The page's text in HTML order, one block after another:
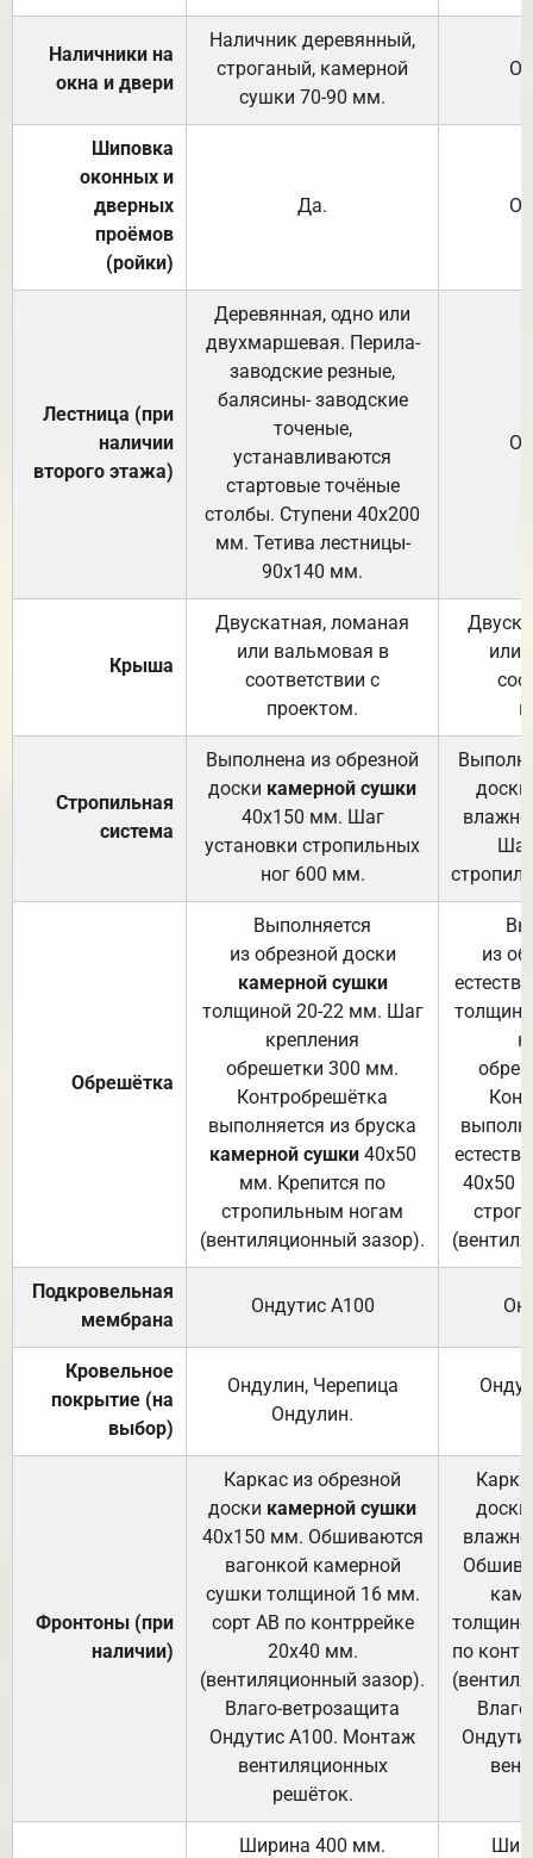
Наличники на
окна и двери
Наличник деревянный,
строганый, камерной
сушки 70-90 мм.
Шиповка
оконных и
дверных
проёмов
(ройки)
Да.
Лестница (при
наличии
второго этажа)
Деревянная, одно или
двухмаршевая. Перила-
заводские резные,
балясины- заводские
точеные,
устанавливаются
стартовые точёные
столбы. Ступени 40х200
мм. Тетива лестницы-
90х140 мм.
Крыша
Двускатная, ломаная
или вальмовая в
соответствии с
проектом.
или
Стропильная
система
Выполнена из обрезной
доски камерной сушки
40х150 мм. Шаг
установки стропильных
ног 600 мм.
доски
Обрешётка
Выполняется
из обрезной доски
камерной сушки
толщиной 20-22 мм. Шаг
крепления
обрешетки 300 мм.
Контробрешётка
выполняется из бруска
камерной сушки40х50
мм. Крепится по
стропильным ногам
(вентиляционный зазор).
из
40х50
Подкровельная
мембрана
Ондутис А100
Кровельное
покрытие (на
выбор)
Ондулин, Черепица
Ондулин.
Фронтоны (при
наличии)
Каркас из обрезной
доски камерной сушки
40х150 мм. Обшиваются
вагонкой камерной
сушки толщиной 16 мм.
сорт АВ по контррейке
20х40 мм.
(вентиляционный зазор).
Влаго-ветрозащита
Ондутис А100. Монтаж
вентиляционных
решёток.
доски
по
Ширина 400 мм.